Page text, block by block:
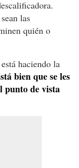
las
quién o
haciendo la
bien que se les
punto de vista